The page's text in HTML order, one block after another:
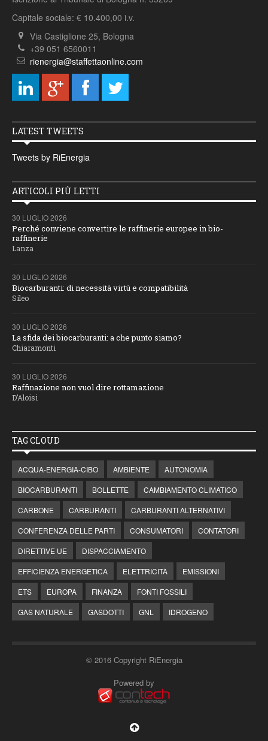
Capitale sociale: € 10.400,00 i.v.
Via Castiglione 25, Bologna
+39 051 6560011
rienergia@staffettaonline.com
LATEST TWEETS
Tweets by RiEnergia
ARTICOLI PIÙ LETTI
30 LUGLIO 2026
Perché conviene convertire le raffinerie europee in bio-
raffinerie
Lanza
30 LUGLIO 2026
Biocarburanti: di necessità virtù e compatibilità
Sileo
30 LUGLIO 2026
La sfida dei biocarburanti: a che punto siamo?
Chiaramonti
30 LUGLIO 2026
Raffinazione non vuol dire rottamazione
D’Aloisi
TAG CLOUD
ACQUA-ENERGIA-CIBO AMBIENTE
AUTONOMIA
BIOCARBURANTI
BOLLETTE
CAMBIAMENTO CLIMATICO
CARBONE
CARBURANTI
CARBURANTI ALTERNATIVI
CONFERENZA DELLE PARTI
CONSUMATORI
CONTATORI
DIRETTIVE UE
DISPACCIAMENTO
EFFICIENZA ENERGETICA
ELETTRICITÀ
EMISSIONI
ETS
EUROPA FINANZA
FONTI FOSSILI
GAS NATURALE
GASDOTTI GNL IDROGENO
© 2016 Copyright RiEnergia
Powered by